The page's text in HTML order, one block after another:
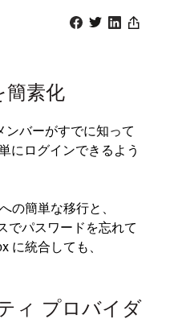
簡素化
ンバーがすでに知って
にログインできるよう
の簡単な移行と、
でパスワードを忘れて
に統合しても、
ィ プロバイダ